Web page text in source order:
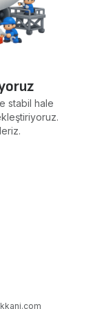
stabil hale